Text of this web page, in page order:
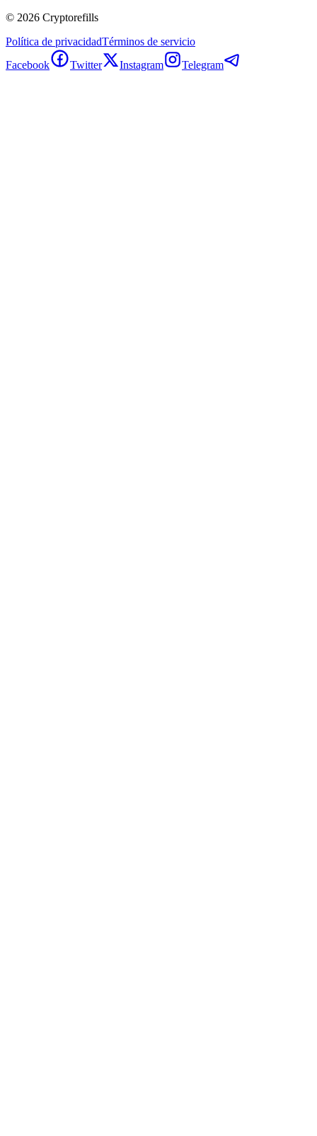
© 2026 Cryptorefills
Política de privacidadTérminos de servicio
Facebook
Twitter Instagram Telegram